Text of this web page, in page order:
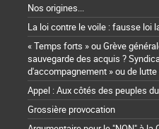
Nos origines...
La loi contre le voile : fausse loi
« Temps forts » ou Grève
sauvegarde des acquis ?
d'accompagnement » ou de
Appel : Aux côtés des peuples
Grossière provocation